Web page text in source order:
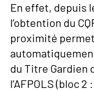
En effet, depuis
l’obtention du
proximité
du Titre Gardien
l’AFPOLS (bloc